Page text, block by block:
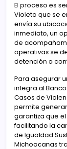
El proceso es
Violeta que se
envía su
inmediato, un
de
operativas se
detención o
Para asegurar
integra al
Casos de
permite
garantiza que
facilitando la
de Igualdad
Michoacanas